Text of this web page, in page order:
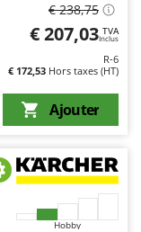
€ 238,75
€ 207,03 TVA
Inclus
R-6
€ 172,53 Hors taxes (HT)
Ajouter
Hobby